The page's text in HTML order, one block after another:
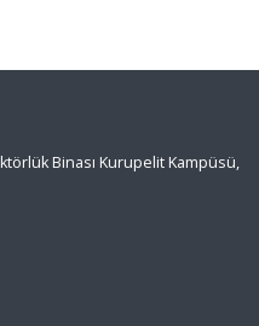
Binası Kurupelit Kampüsü,